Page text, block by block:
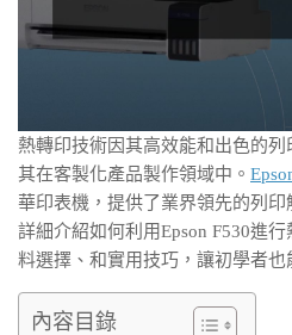
熱轉印技術因其高效能和出色的
其在客製化產品製作領域中。
華印表機，提供了業界領先的列
詳細介紹如何利用Epson F530進
料選擇、和實用技巧，讓初學者也
內容目錄